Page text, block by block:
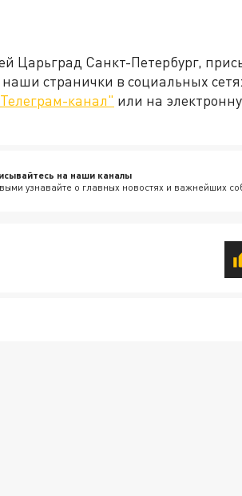
Царьград Санкт-Петербург,
странички в социальных
канал" или на
на наши каналы
узнавайте о главных новостях и важнейших